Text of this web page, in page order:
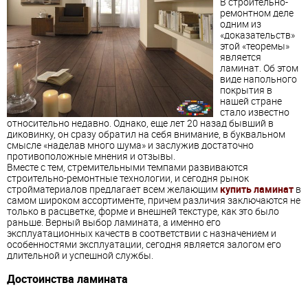
ремонтном деле
одним из
«доказательств»
этой «теоремы»
является
ламинат. Об этом
виде напольного
покрытия в
нашей стране
стало известно
относительно недавно. Однако, еще лет 20 назад бывший в
диковинку, он сразу обратил на себя внимание, в буквальном
смысле «наделав много шума» и заслужив достаточно
противоположные мнения и отзывы.
Вместе с тем, стремительными темпами развиваются
строительно-ремонтные технологии, и сегодня рынок
стройматериалов предлагает всем желающимкупить ламинат в
самом широком ассортименте, причем различия заключаются не
только в расцветке, форме и внешней текстуре, как это было
раньше. Верный выбор ламината, а именно его
эксплуатационных качеств в соответствии с назначением и
особенностями эксплуатации, сегодня является залогом его
длительной и успешной службы.
Достоинства ламината